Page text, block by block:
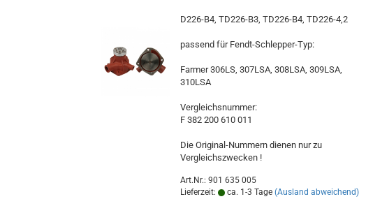
D226-B4, TD226-B3, TD226-B4, TD226-4,2
passend für Fendt-Schlepper-Typ:
Farmer 306LS, 307LSA, 308LSA, 309LSA,
310LSA
Vergleichsnummer:
F 382 200 610 011
Die Original-Nummern dienen nur zu
Vergleichszwecken !
Art.Nr.: 901 635 005
Lieferzeit:
ca. 1-3 Tage (Ausland abweichend)